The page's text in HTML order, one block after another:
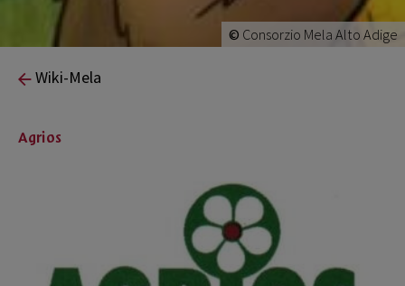
© Consorzio Mela Alto Adige
Wiki-Mela
Agrios